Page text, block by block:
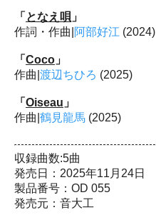
「 となえ唄 」
作詞・作曲| 阿部好江 (2024)
「 Coco 」
作曲| 渡辺ちひろ (2025)
「 Oiseau 」
作曲| 鶴見龍馬 (2025)
収録曲数:5曲
発売日：2025年11月24日
製品番号：OD 055
発売元：音大工